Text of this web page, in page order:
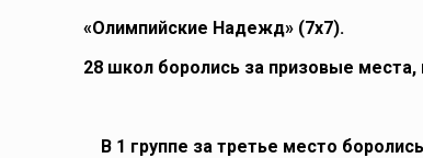
«Олимпийские Надежд» (7х7).
28 школ боролись за призовые
В 1 группе за третье место